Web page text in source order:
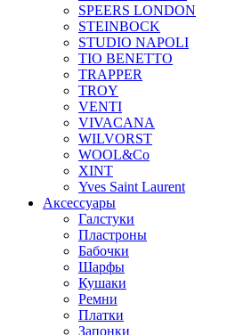
SPEERS LONDON
STEINBOCK
STUDIO NAPOLI
TIO BENETTO
TRAPPER
TROY
VENTI
VIVACANA
WILVORST
WOOL&Co
XINT
Yves Saint Laurent
Аксессуары
Галстуки
Пластроны
Бабочки
Шарфы
Кушаки
Ремни
Платки
Запонки